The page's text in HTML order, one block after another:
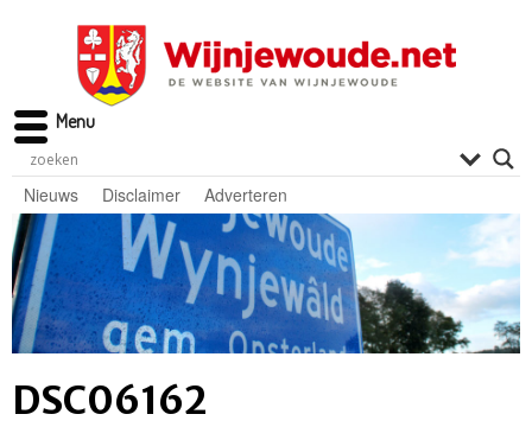
Nieuws Disclaimer Adverteren
DSC06162
Menu